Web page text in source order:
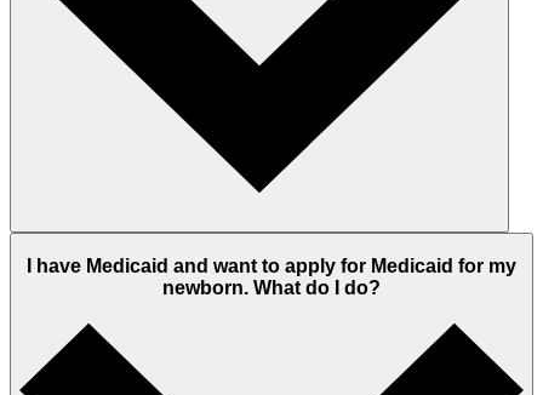
I have Medicaid and want to apply for Medicaid for my
newborn. What do I do?